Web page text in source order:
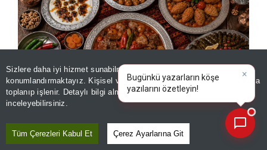
Sizlere daha iyi hizmet sunabilmek adına sitemizde
konumlandırmaktayız. Kişisel verileriniz, KVKK ve GDPR kapsamında
toplanıp işlenir. Detaylı bilgi almak içinAydınlatma Metnimizi
inceleyebilirsiniz.
Tüm Çerezleri Kabul Et Çerez Ayarlarına Git
|